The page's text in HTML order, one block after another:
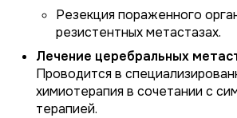
Резекция пораженного
резистентных метастазах.
Лечение церебральных
Проводится в
химиотерапия в сочетании с
терапией.